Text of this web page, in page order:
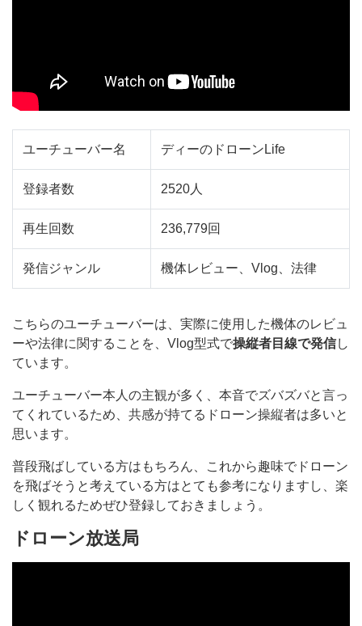
ユーチューバー名 ディーのドローンLife
登録者数 2520人
再生回数 236,779回
発信ジャンル 機体レビュー、Vlog、法律
こちらのユーチューバーは、実際に使用した機体のレビュ
ーや法律に関することを、Vlog型式で操縦者目線で発信し
ています。
ユーチューバー本人の主観が多く、本音でズバズバと言っ
てくれているため、共感が持てるドローン操縦者は多いと
思います。
普段飛ばしている方はもちろん、これから趣味でドローン
を飛ばそうと考えている方はとても参考になりますし、楽
しく観れるためぜひ登録しておきましょう。
ドローン放送局